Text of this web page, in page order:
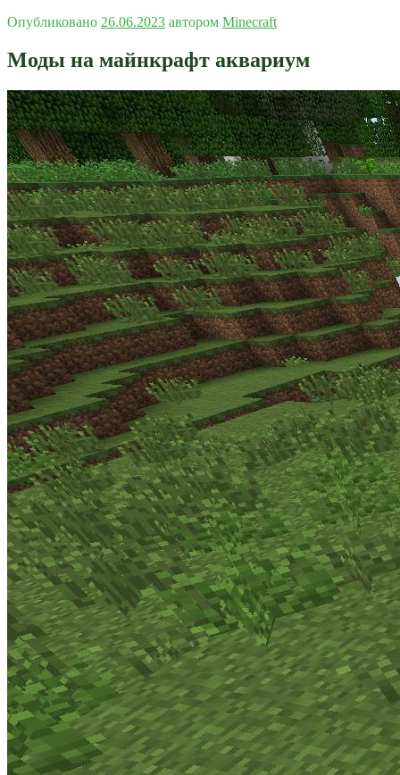
Опубликовано 26.06.2023 автором Minecraft
Моды на майнкрафт аквариум